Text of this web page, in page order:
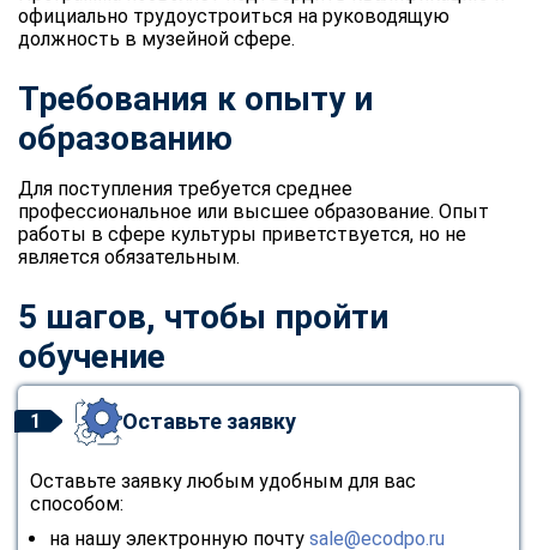
официально трудоустроиться на руководящую
должность в музейной сфере.
Требования к опыту и
образованию
Для поступления требуется среднее
профессиональное или высшее образование. Опыт
работы в сфере культуры приветствуется, но не
является обязательным.
5 шагов, чтобы пройти
обучение
1 Оставьте заявку
Оставьте заявку любым удобным для вас
способом:
на нашу электронную почту sale@ecodpo.ru
ChatApp
Мессенджеры
Свяжитесь с нами через любой удобный мессенджер!
WhatsApp
Vkontakte
Max